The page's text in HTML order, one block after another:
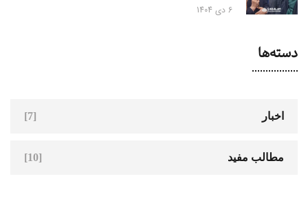
6 دی 1404
دسته‌ها
اخبار [7]
مطالب مفید [10]